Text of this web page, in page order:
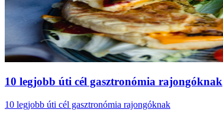
10 legjobb úti cél gasztronómia rajongóknak
10 legjobb úti cél gasztronómia rajongóknak